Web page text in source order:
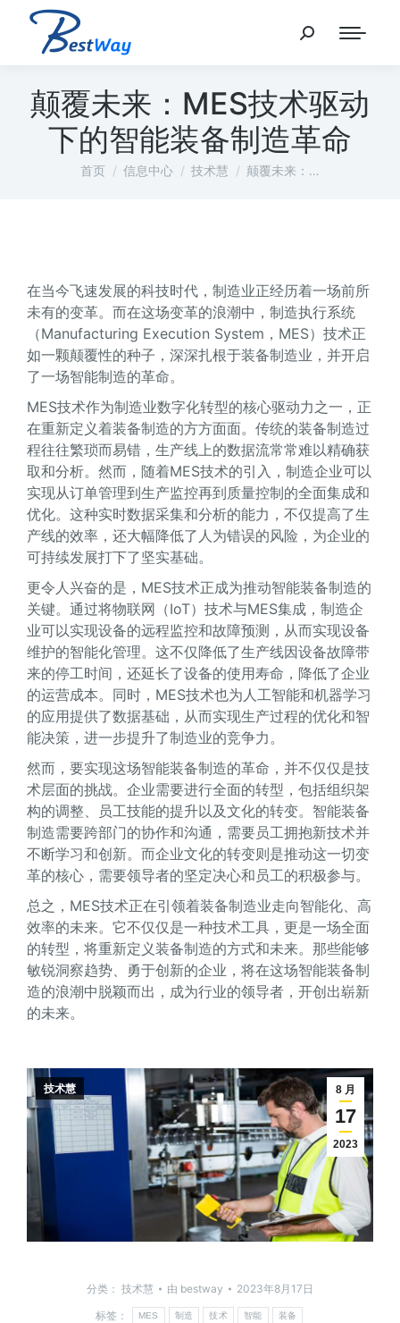
颠覆未来：MES技术驱动
下的智能装备制造革命
您在这里：
首页 信息中心 技术慧 颠覆未来：…
在当今飞速发展的科技时代，制造业正经历着一场前所
未有的变革。而在这场变革的浪潮中，制造执行系统
（Manufacturing Execution System，MES）技术正
如一颗颠覆性的种子，深深扎根于装备制造业，并开启
了一场智能制造的革命。
MES技术作为制造业数字化转型的核心驱动力之一，正
在重新定义着装备制造的方方面面。传统的装备制造过
程往往繁琐而易错，生产线上的数据流常常难以精确获
取和分析。然而，随着MES技术的引入，制造企业可以
实现从订单管理到生产监控再到质量控制的全面集成和
优化。这种实时数据采集和分析的能力，不仅提高了生
产线的效率，还大幅降低了人为错误的风险，为企业的
可持续发展打下了坚实基础。
更令人兴奋的是，MES技术正成为推动智能装备制造的
关键。通过将物联网（IoT）技术与MES集成，制造企
业可以实现设备的远程监控和故障预测，从而实现设备
维护的智能化管理。这不仅降低了生产线因设备故障带
来的停工时间，还延长了设备的使用寿命，降低了企业
的运营成本。同时，MES技术也为人工智能和机器学习
的应用提供了数据基础，从而实现生产过程的优化和智
能决策，进一步提升了制造业的竞争力。
然而，要实现这场智能装备制造的革命，并不仅仅是技
术层面的挑战。企业需要进行全面的转型，包括组织架
构的调整、员工技能的提升以及文化的转变。智能装备
制造需要跨部门的协作和沟通，需要员工拥抱新技术并
不断学习和创新。而企业文化的转变则是推动这一切变
革的核心，需要领导者的坚定决心和员工的积极参与。
总之，MES技术正在引领着装备制造业走向智能化、高
效率的未来。它不仅仅是一种技术工具，更是一场全面
的转型，将重新定义装备制造的方式和未来。那些能够
敏锐洞察趋势、勇于创新的企业，将在这场智能装备制
造的浪潮中脱颖而出，成为行业的领导者，开创出崭新
的未来。
8 月
17
2023
技术慧
分类： 技术慧 由 bestway
2023年8月17日
标签：
MES 制造 技术 智能 装备